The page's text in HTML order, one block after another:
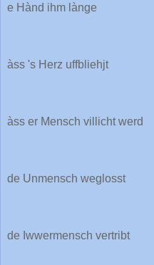
e Hànd ihm lànge
àss 's Herz uffbliehjt
àss er Mensch villicht werd
de Unmensch weglosst
de Iwwermensch vertribt